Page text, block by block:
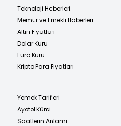
Teknoloji Haberleri
Memur ve Emekli Haberleri
Altın Fiyatları
Dolar Kuru
Euro Kuru
Kripto Para Fiyatları
Yemek Tarifleri
Ayetel Kürsi
Saatlerin Anlamı